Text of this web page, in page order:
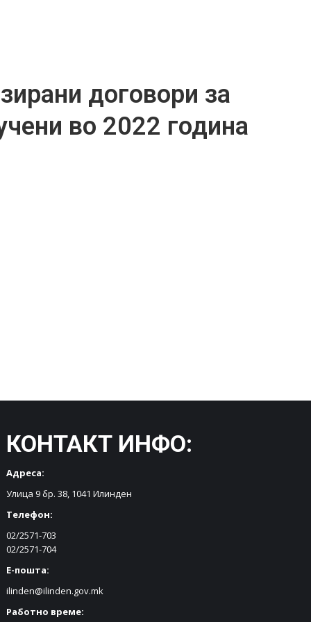
договори за
во 2022 година
КОНТАКТ ИНФО:
Адреса:
Улица 9 бр. 38, 1041 Илинден
Телефон:
02/2571-703
02/2571-704
Е-пошта:
ilinden@ilinden.gov.mk
Работно време: